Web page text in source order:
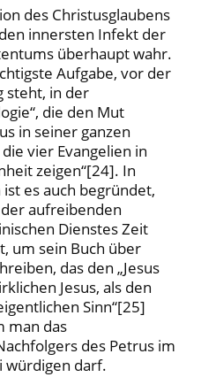
des Christusglaubens
innersten Infekt der
überhaupt wahr.
Aufgabe, vor der
steht, in der
die den Mut
in seiner ganzen
vier Evangelien in
zeigen“[24]. In
es auch begründet,
der aufreibenden
Dienstes Zeit
um sein Buch über
das den „Jesus
Jesus, als den
Sinn“[25]
man das
des Petrus im
würdigen darf.